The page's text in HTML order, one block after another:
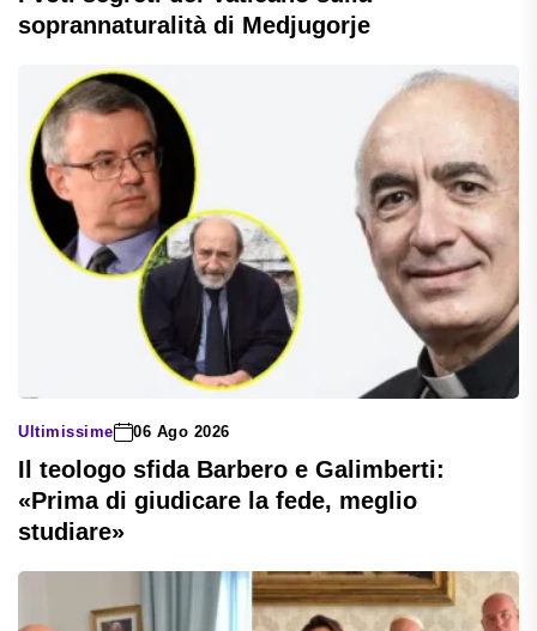
soprannaturalità di Medjugorje
Ultimissime 06 Ago 2026
Il teologo sfida Barbero e Galimberti:
«Prima di giudicare la fede, meglio
studiare»